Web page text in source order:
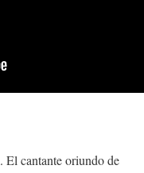
El cantante oriundo de